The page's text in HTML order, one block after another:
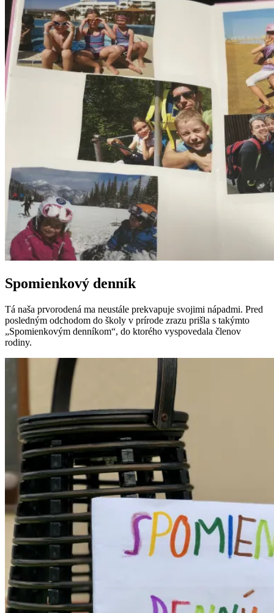
Spomienkový denník
Tá naša prvorodená ma neustále prekvapuje svojimi nápadmi. Pred
posledným odchodom do školy v prírode zrazu prišla s takýmto
„Spomienkovým denníkom“, do ktorého vyspovedala členov
rodiny.